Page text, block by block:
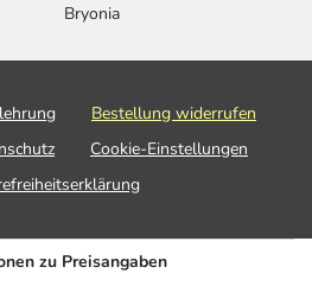
Bryonia
Bestellung widerrufen
Cookie-Einstellungen
zu Preisangaben